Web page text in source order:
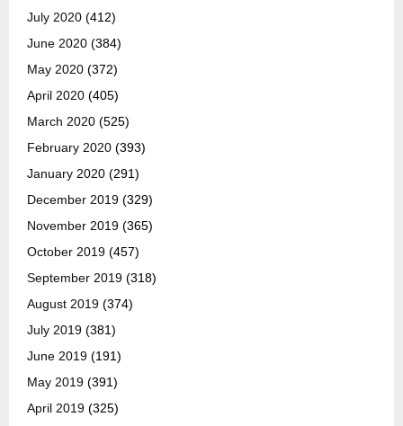
July 2020 (412)
June 2020 (384)
May 2020 (372)
April 2020 (405)
March 2020 (525)
February 2020 (393)
January 2020 (291)
December 2019 (329)
November 2019 (365)
October 2019 (457)
September 2019 (318)
August 2019 (374)
July 2019 (381)
June 2019 (191)
May 2019 (391)
April 2019 (325)